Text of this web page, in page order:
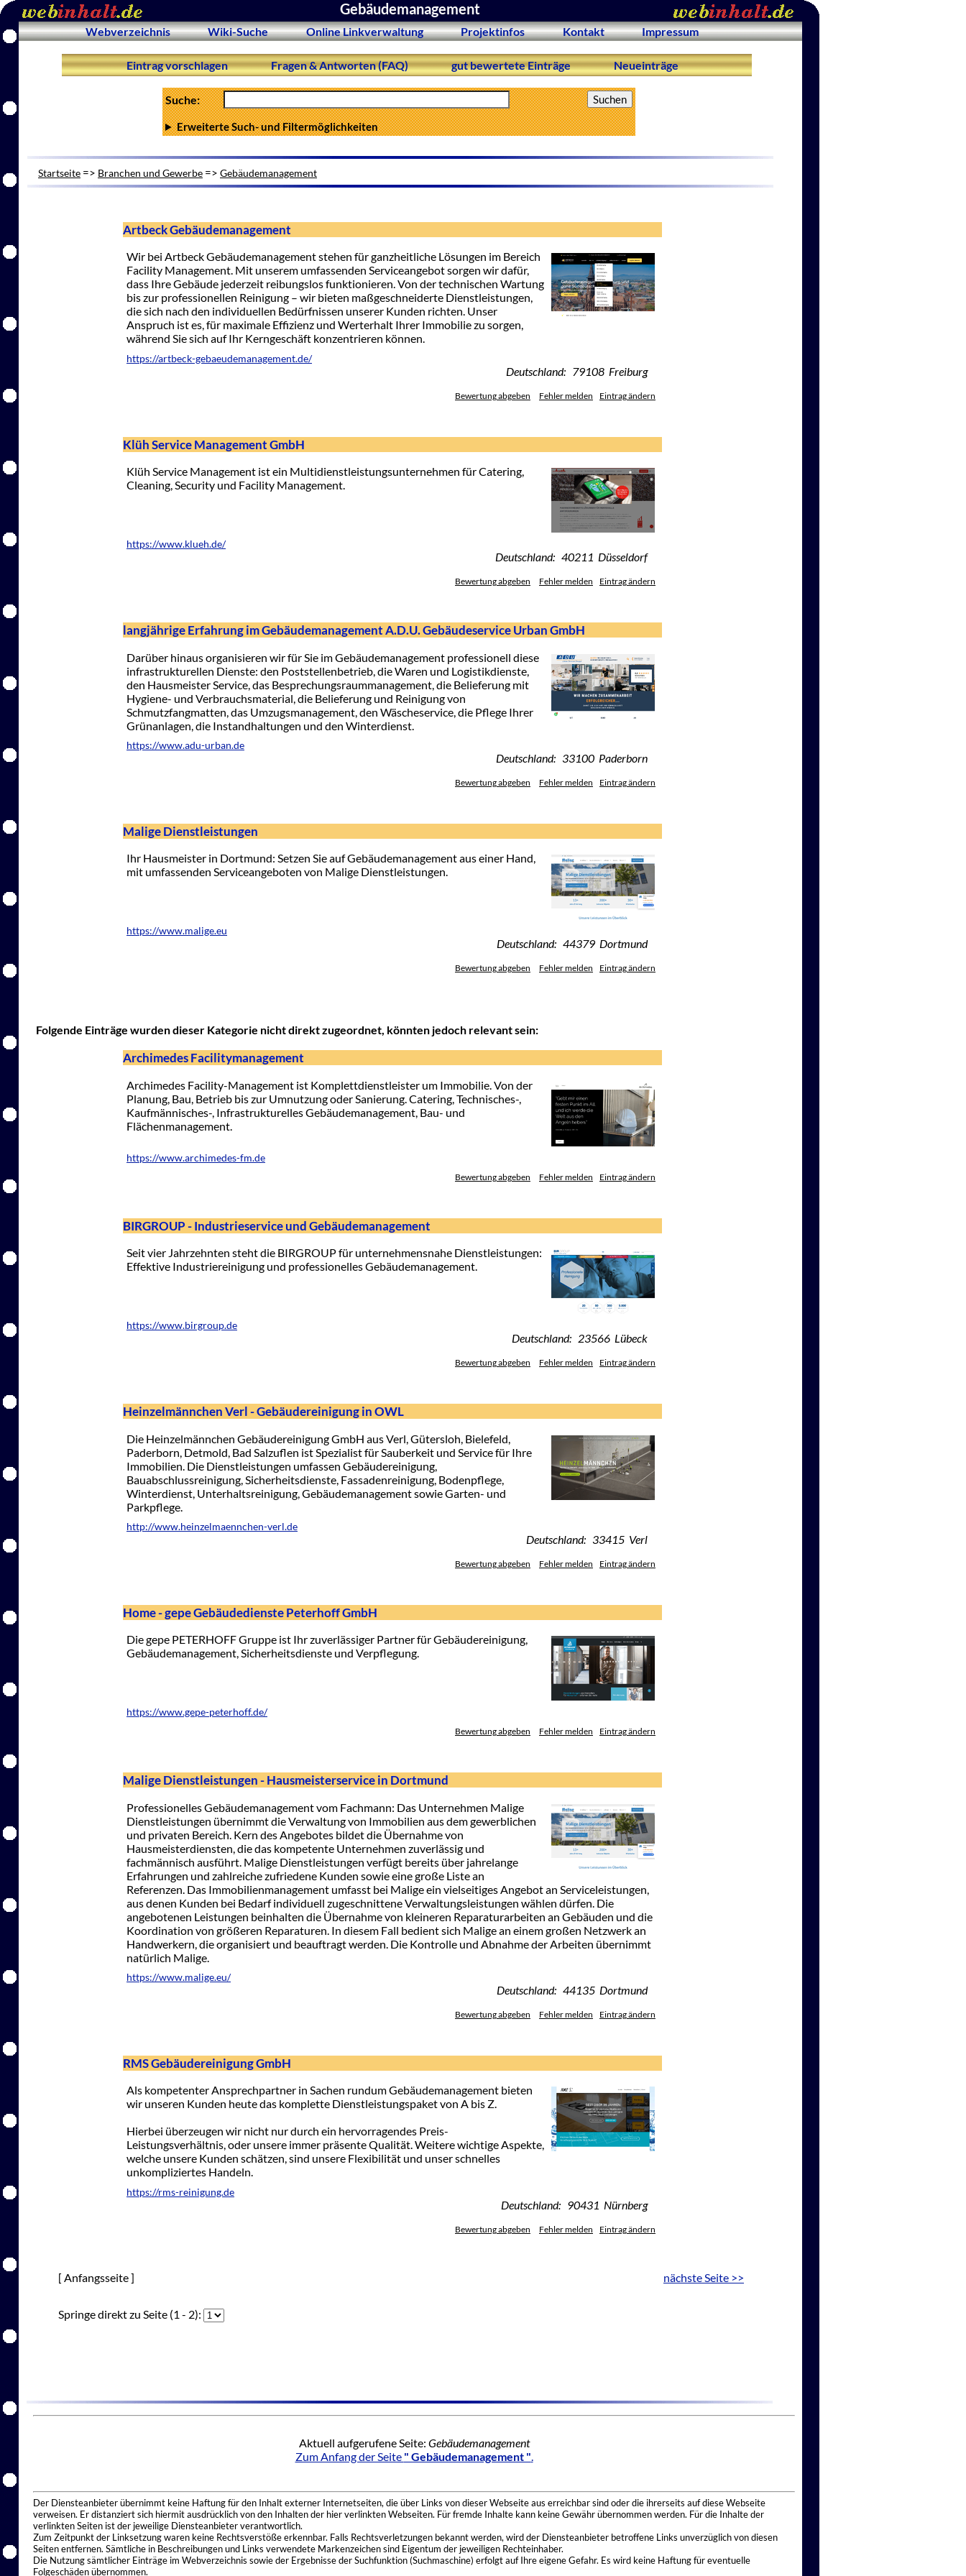
Gebäudemanagement
Webverzeichnis Wiki-Suche Online Linkverwaltung Projektinfos Kontakt Impressum
Eintrag vorschlagen Fragen & Antworten (FAQ) gut bewertete Einträge Neueinträge
Suche:
Erweiterte Such- und Filtermöglichkeiten
Startseite => Branchen und Gewerbe => Gebäudemanagement
Artbeck Gebäudemanagement
Wir bei Artbeck Gebäudemanagement stehen für ganzheitliche Lösungen im Bereich
Facility Management. Mit unserem umfassenden Serviceangebot sorgen wir dafür,
dass Ihre Gebäude jederzeit reibungslos funktionieren. Von der technischen Wartung
bis zur professionellen Reinigung – wir bieten maßgeschneiderte Dienstleistungen,
die sich nach den individuellen Bedürfnissen unserer Kunden richten. Unser
Anspruch ist es, für maximale Effizienz und Werterhalt Ihrer Immobilie zu sorgen,
während Sie sich auf Ihr Kerngeschäft konzentrieren können.
https://artbeck-gebaeudemanagement.de/
Deutschland: 79108 Freiburg
Bewertung abgeben Fehler melden Eintrag ändern
Klüh Service Management GmbH
Klüh Service Management ist ein Multidienstleistungsunternehmen für Catering,
Cleaning, Security und Facility Management.
https://www.klueh.de/
Deutschland: 40211 Düsseldorf
Bewertung abgeben Fehler melden Eintrag ändern
langjährige Erfahrung im Gebäudemanagement A.D.U. Gebäudeservice Urban GmbH
Darüber hinaus organisieren wir für Sie im Gebäudemanagement professionell diese
infrastrukturellen Dienste: den Poststellenbetrieb, die Waren und Logistikdienste,
den Hausmeister Service, das Besprechungsraummanagement, die Belieferung mit
Hygiene- und Verbrauchsmaterial, die Belieferung und Reinigung von
Schmutzfangmatten, das Umzugsmanagement, den Wäscheservice, die Pflege Ihrer
Grünanlagen, die Instandhaltungen und den Winterdienst.
https://www.adu-urban.de
Deutschland: 33100 Paderborn
Bewertung abgeben Fehler melden Eintrag ändern
Malige Dienstleistungen
Ihr Hausmeister in Dortmund: Setzen Sie auf Gebäudemanagement aus einer Hand,
mit umfassenden Serviceangeboten von Malige Dienstleistungen.
https://www.malige.eu
Deutschland: 44379 Dortmund
Bewertung abgeben Fehler melden Eintrag ändern
Folgende Einträge wurden dieser Kategorie nicht direkt zugeordnet, könnten jedoch relevant sein:
Archimedes Facilitymanagement
Archimedes Facility-Management ist Komplettdienstleister um Immobilie. Von der
Planung, Bau, Betrieb bis zur Umnutzung oder Sanierung. Catering, Technisches-,
Kaufmännisches-, Infrastrukturelles Gebäudemanagement, Bau- und
Flächenmanagement.
https://www.archimedes-fm.de
Bewertung abgeben Fehler melden Eintrag ändern
BIRGROUP - Industrieservice und Gebäudemanagement
Seit vier Jahrzehnten steht die BIRGROUP für unternehmensnahe Dienstleistungen:
Effektive Industriereinigung und professionelles Gebäudemanagement.
https://www.birgroup.de
Deutschland: 23566 Lübeck
Bewertung abgeben Fehler melden Eintrag ändern
Heinzelmännchen Verl - Gebäudereinigung in OWL
Die Heinzelmännchen Gebäudereinigung GmbH aus Verl, Gütersloh, Bielefeld,
Paderborn, Detmold, Bad Salzuflen ist Spezialist für Sauberkeit und Service für Ihre
Immobilien. Die Dienstleistungen umfassen Gebäudereinigung,
Bauabschlussreinigung, Sicherheitsdienste, Fassadenreinigung, Bodenpflege,
Winterdienst, Unterhaltsreinigung, Gebäudemanagement sowie Garten- und
Parkpflege.
http://www.heinzelmaennchen-verl.de
Deutschland: 33415 Verl
Bewertung abgeben Fehler melden Eintrag ändern
Home - gepe Gebäudedienste Peterhoff GmbH
Die gepe PETERHOFF Gruppe ist Ihr zuverlässiger Partner für Gebäudereinigung,
Gebäudemanagement, Sicherheitsdienste und Verpflegung.
https://www.gepe-peterhoff.de/
Bewertung abgeben Fehler melden Eintrag ändern
Malige Dienstleistungen - Hausmeisterservice in Dortmund
Professionelles Gebäudemanagement vom Fachmann: Das Unternehmen Malige
Dienstleistungen übernimmt die Verwaltung von Immobilien aus dem gewerblichen
und privaten Bereich. Kern des Angebotes bildet die Übernahme von
Hausmeisterdiensten, die das kompetente Unternehmen zuverlässig und
fachmännisch ausführt. Malige Dienstleistungen verfügt bereits über jahrelange
Erfahrungen und zahlreiche zufriedene Kunden sowie eine große Liste an
Referenzen. Das Immobilienmanagement umfasst bei Malige ein vielseitiges Angebot an Serviceleistungen,
aus denen Kunden bei Bedarf individuell zugeschnittene Verwaltungsleistungen wählen dürfen. Die
angebotenen Leistungen beinhalten die Übernahme von kleineren Reparaturarbeiten an Gebäuden und die
Koordination von größeren Reparaturen. In diesem Fall bedient sich Malige an einem großen Netzwerk an
Handwerkern, die organisiert und beauftragt werden. Die Kontrolle und Abnahme der Arbeiten übernimmt
natürlich Malige.
https://www.malige.eu/
Deutschland: 44135 Dortmund
Bewertung abgeben Fehler melden Eintrag ändern
RMS Gebäudereinigung GmbH
Als kompetenter Ansprechpartner in Sachen rundum Gebäudemanagement bieten
wir unseren Kunden heute das komplette Dienstleistungspaket von A bis Z.
Hierbei überzeugen wir nicht nur durch ein hervorragendes Preis-
Leistungsverhältnis, oder unsere immer präsente Qualität. Weitere wichtige Aspekte,
welche unsere Kunden schätzen, sind unsere Flexibilität und unser schnelles
unkompliziertes Handeln.
https://rms-reinigung.de
Deutschland: 90431 Nürnberg
Bewertung abgeben Fehler melden Eintrag ändern
[ Anfangsseite ] nächste Seite >>
Springe direkt zu Seite (1 - 2):
Aktuell aufgerufene Seite: Gebäudemanagement
Zum Anfang der Seite " Gebäudemanagement "
Der Diensteanbieter übernimmt keine Haftung für den Inhalt externer Internetseiten, die über Links von dieser Webseite aus erreichbar sind oder die ihrerseits auf diese Webseite
verweisen. Er distanziert sich hiermit ausdrücklich von den Inhalten der hier verlinkten Webseiten. Für fremde Inhalte kann keine Gewähr übernommen werden. Für die Inhalte der
verlinkten Seiten ist der jeweilige Diensteanbieter verantwortlich.
Zum Zeitpunkt der Linksetzung waren keine Rechtsverstöße erkennbar. Falls Rechtsverletzungen bekannt werden, wird der Diensteanbieter betroffene Links unverzüglich von diesen
Seiten entfernen. Sämtliche in Beschreibungen und Links verwendete Markenzeichen sind Eigentum der jeweiligen Rechteinhaber.
Die Nutzung sämtlicher Einträge im Webverzeichnis sowie der Ergebnisse der Suchfunktion (Suchmaschine) erfolgt auf Ihre eigene Gefahr. Es wird keine Haftung für eventuelle
Folgeschäden übernommen.